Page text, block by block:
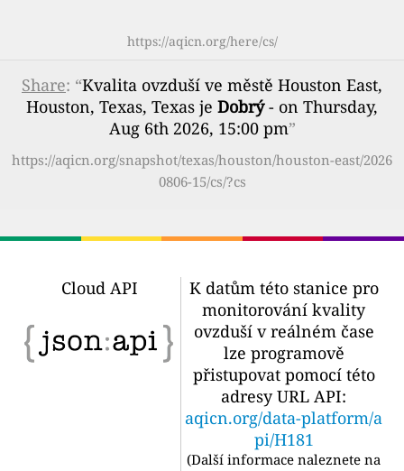
https://aqicn.org/here/cs/
Share: “Kvalita ovzduší ve městě Houston East,
Houston, Texas, Texas je Dobrý- on Thursday,
Aug 6th 2026, 15:00 pm”
https://aqicn.org/snapshot/texas/houston/houston-east/2026
0806-15/cs/?cs
Cloud API
K datům této stanice pro
monitorování kvality
ovzduší v reálném čase
lze programově
přistupovat pomocí této
adresy URL API:
aqicn.org/data-platform/a
pi/H181
(Další informace naleznete na